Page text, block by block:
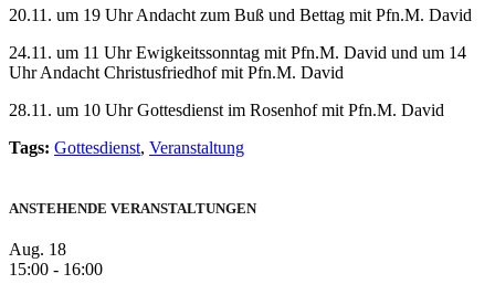
20.11. um 19 Uhr Andacht zum Buß und Bettag mit Pfn.M. David
24.11. um 11 Uhr Ewigkeitssonntag mit Pfn.M. David und um 14
Uhr Andacht Christusfriedhof mit Pfn.M. David
28.11. um 10 Uhr Gottesdienst im Rosenhof mit Pfn.M. David
Tags: Gottesdienst, Veranstaltung
ANSTEHENDE VERANSTALTUNGEN
Aug. 18
15:00 - 16:00